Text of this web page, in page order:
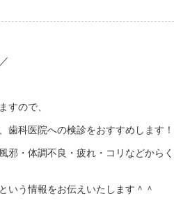
すので、
歯科医院への検診をおすすめします！
邪・体調不良・疲れ・コリなどからく
いう情報をお伝えいたします＾＾